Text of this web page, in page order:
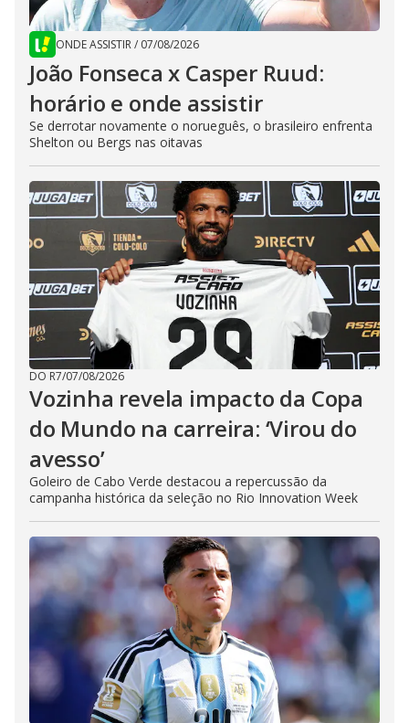
ONDE ASSISTIR/ 07/08/2026
João Fonseca x Casper Ruud:
horário e onde assistir
Se derrotar novamente o norueguês, o brasileiro enfrenta
Shelton ou Bergs nas oitavas
DO R7/07/08/2026
Vozinha revela impacto da Copa
do Mundo na carreira: ‘Virou do
avesso’
Goleiro de Cabo Verde destacou a repercussão da
campanha histórica da seleção no Rio Innovation Week